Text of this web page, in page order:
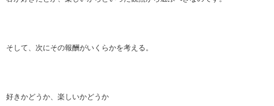
そして、次にその報酬がいくらかを考える。
好きかどうか、楽しいかどうか